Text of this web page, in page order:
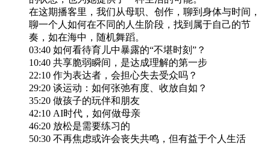
在这期播客里，我们从母职、创作，聊到身体与时间，
聊一个人如何在不同的人生阶段，找到属于自己的节
奏，如在海中，随机舞蹈。
03:40 如何看待育儿中暴露的“不堪时刻”？
10:40 共享脆弱瞬间，是达成理解的第一步
22:10 作为表达者，会担心失去受众吗？
29:20 谈运动：如何张弛有度、收放自如？
35:20 做孩子的玩伴和朋友
42:10 AI时代，如何做母亲
46:20 放松是需要练习的
50:30 不再焦虑或许会丧失共鸣，但有益于个人生活